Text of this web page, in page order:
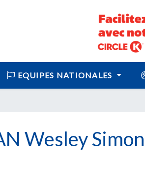
EQUIPES NATIONALES
Wesley Simon